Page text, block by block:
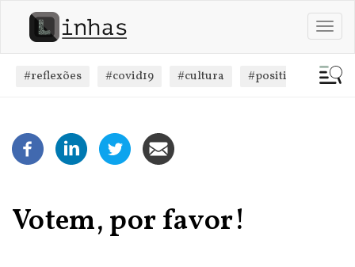
conteúdo
principal
#reflexões #covid19 #cultura #positivismo
Votem, por favor!